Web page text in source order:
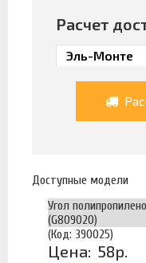
Расчет
Доступные модели
Угол
(G809020)
(Код: 390025)
Цена: 58р.